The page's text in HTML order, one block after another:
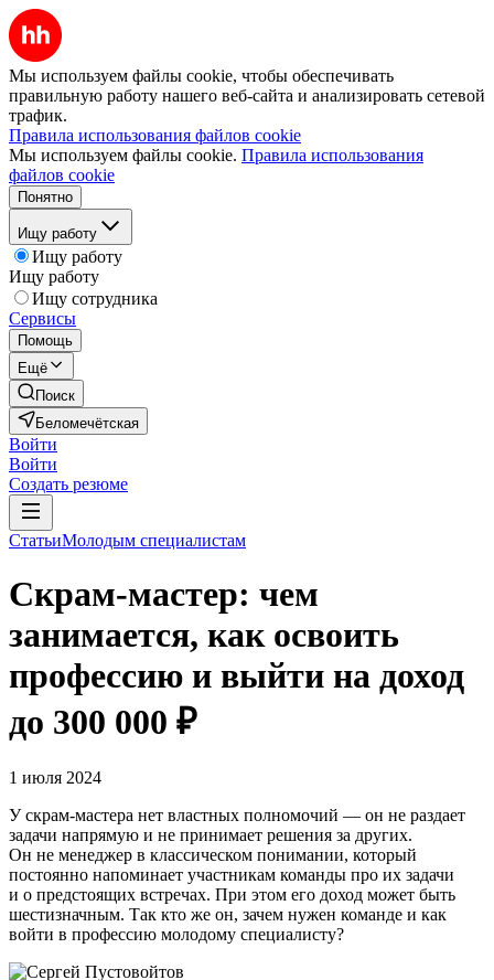
Мы используем файлы cookie, чтобы обеспечивать
правильную работу нашего веб-сайта и анализировать сетевой
трафик.
Правила использования файлов cookie
Мы используем файлы cookie. Правила использования
файлов cookie
Понятно
Ищу работу
Ищу работу
Ищу работу
Ищу сотрудника
Сервисы
Помощь
Ещё
Поиск
Беломечётская
Войти
Войти
Создать резюме
СтатьиМолодым специалистам
Скрам-мастер: чем
занимается, как освоить
профессию и выйти на доход
до 300 000 ₽
1 июля 2024
У скрам-мастера нет властных полномочий — он не раздает
задачи напрямую и не принимает решения за других.
Он не менеджер в классическом понимании, который
постоянно напоминает участникам команды про их задачи
и о предстоящих встречах. При этом его доход может быть
шестизначным. Так кто же он, зачем нужен команде и как
войти в профессию молодому специалисту?